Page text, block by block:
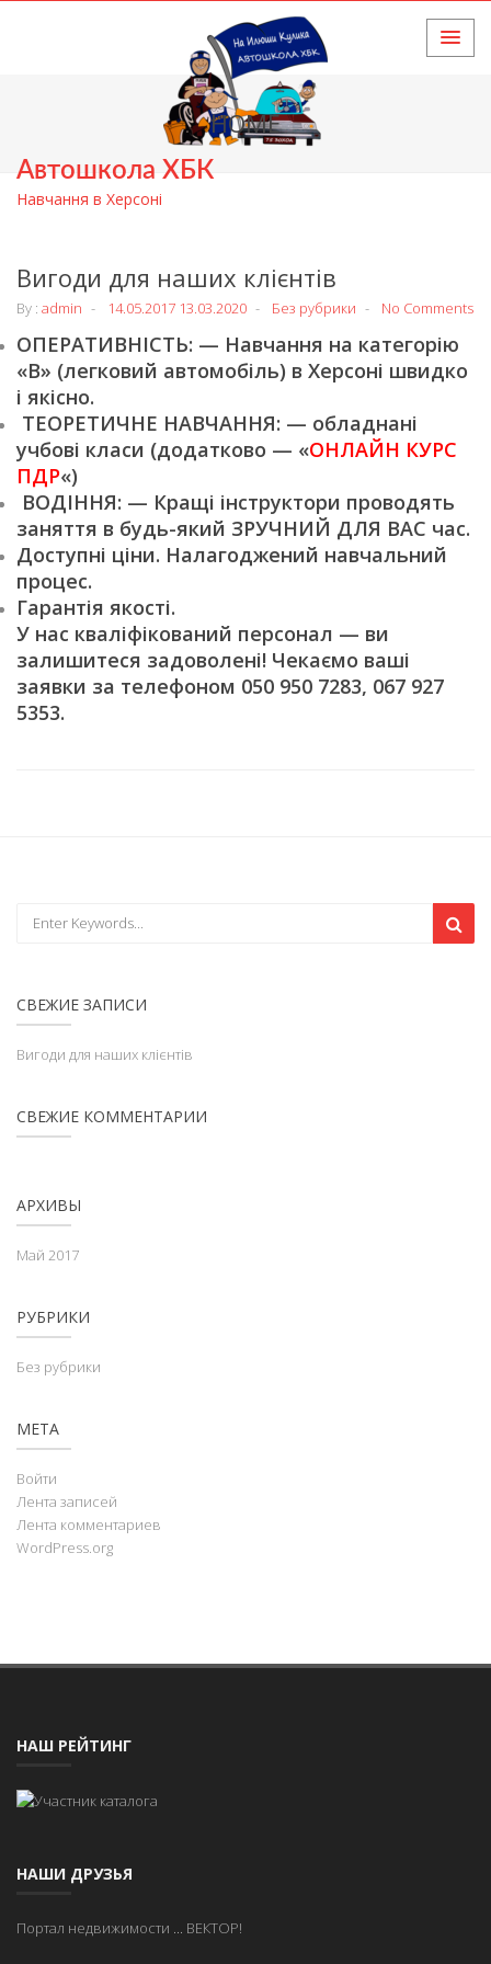
Автошкола ХБК
Навчання в Херсоні
HOME
Вигоди для наших клієнтів
By : admin 14.05.2017 13.03.2020 Без рубрики No Comments
ОПЕРАТИВНІСТЬ: — Навчання на категорію
«В» (легковий автомобіль) в Херсоні швидко
і якісно.
ТЕОРЕТИЧНЕ НАВЧАННЯ: — обладнані
учбові класи (додатково — «ОНЛАЙН КУРС
ПДР«)
ВОДІННЯ: — Кращі інструктори проводять
заняття в будь-який ЗРУЧНИЙ ДЛЯ ВАС час.
Доступні ціни. Налагоджений навчальний
процес.
Гарантія якості.
У нас кваліфікований персонал — ви
залишитеся задоволені! Чекаємо ваші
заявки за телефоном 050 950 7283, 067 927
5353.
СВЕЖИЕ ЗАПИСИ
Вигоди для наших клієнтів
СВЕЖИЕ КОММЕНТАРИИ
АРХИВЫ
Май 2017
РУБРИКИ
Без рубрики
МЕТА
Войти
Лента записей
Лента комментариев
WordPress.org
НАШ РЕЙТИНГ
НАШИ ДРУЗЬЯ
Портал недвижимости ... ВЕКТОР!